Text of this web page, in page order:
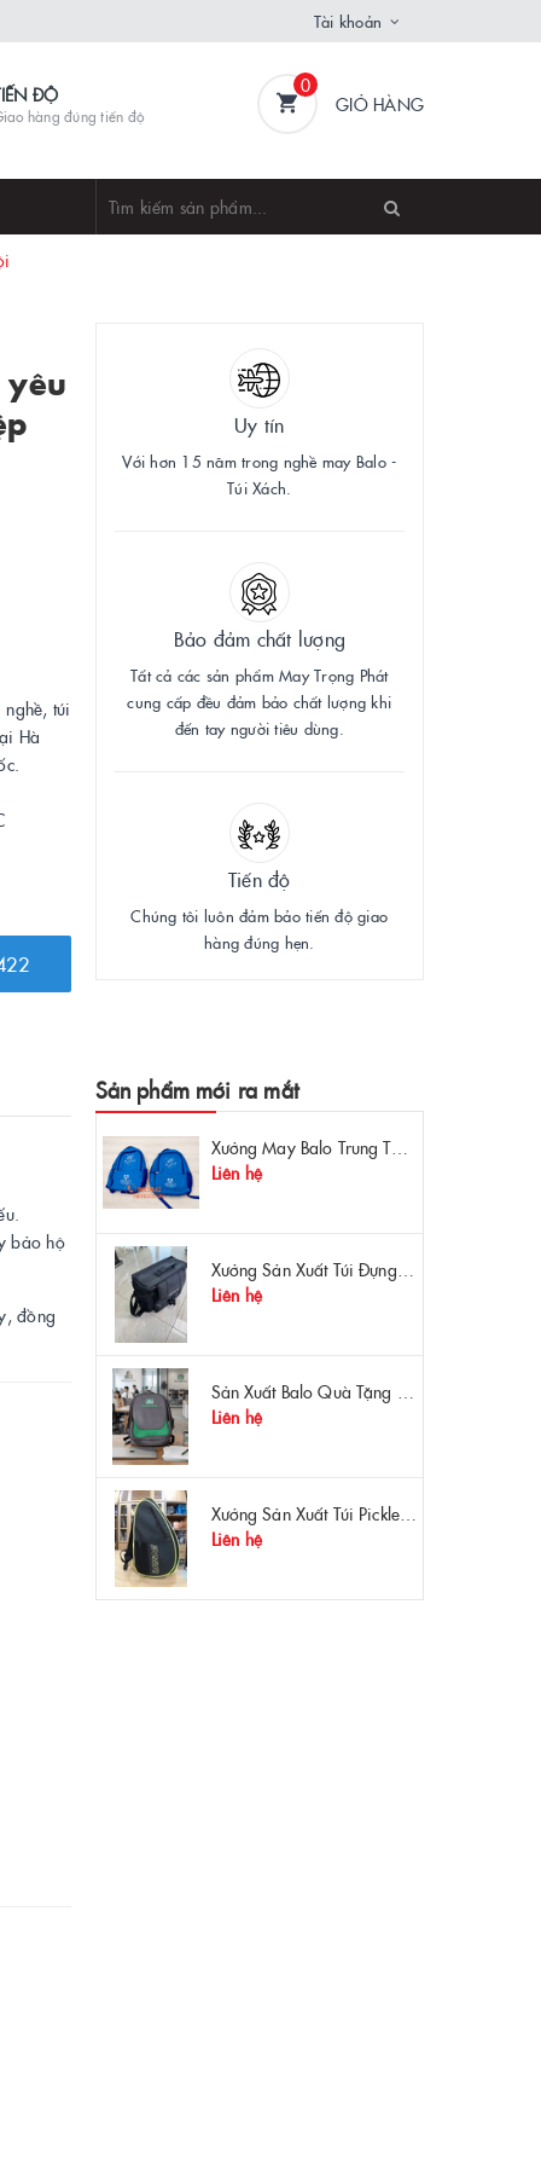
Tài khoản
ĐỘ
hàng đúng tiến độ
0
GIỎ HÀNG
nghề, túi
Hà
Uy tín
Với hơn 15 năm trong nghề may Balo -
Túi Xách.
Bảo đảm chất lượng
Tất cả các sản phẩm May Trọng Phát
cung cấp đều đảm bảo chất lượng khi
đến tay người tiêu dùng.
Tiến độ
Chúng tôi luôn đảm bảo tiến độ giao
hàng đúng hẹn.
bảo hộ
đồng
Sản phẩm mới ra mắt
Xưởng May Balo Trung Tâm Ngoại Ngữ Apollo In Logo Giá Rẻ Tại Xưởng
Liên hệ
Liên hệ
Liên hệ
Liên hệ